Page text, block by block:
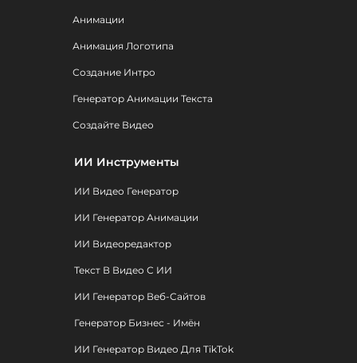
Анимации
Анимация Логотипа
Создание Интро
Генератор Анимации Текста
Создайте Видео
ИИ Инструменты
ИИ Видео Генератор
ИИ Генератор Анимации
ИИ Видеоредактор
Текст В Видео С ИИ
ИИ Генератор Веб-Сайтов
Генератор Бизнес - Имён
ИИ Генератор Видео Для TikTok